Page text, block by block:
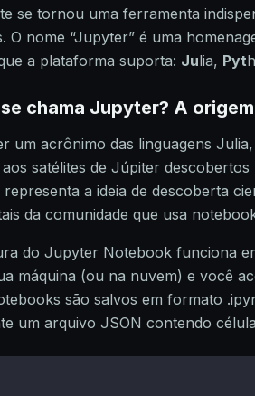
se tornou uma ferramenta
O nome “Jupyter” é uma
a plataforma suporta: Julia, Pyt
chama Jupyter? A
um acrônimo das linguagens
satélites de Júpiter
representa a ideia de descoberta
da comunidade que usa
do Jupyter Notebook funciona
máquina (ou na nuvem) e você
são salvos em formato
um arquivo JSON contendo